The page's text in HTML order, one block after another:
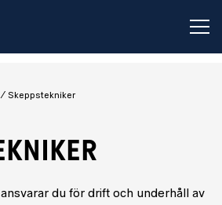
Skeppstekniker
du för drift och underhåll av